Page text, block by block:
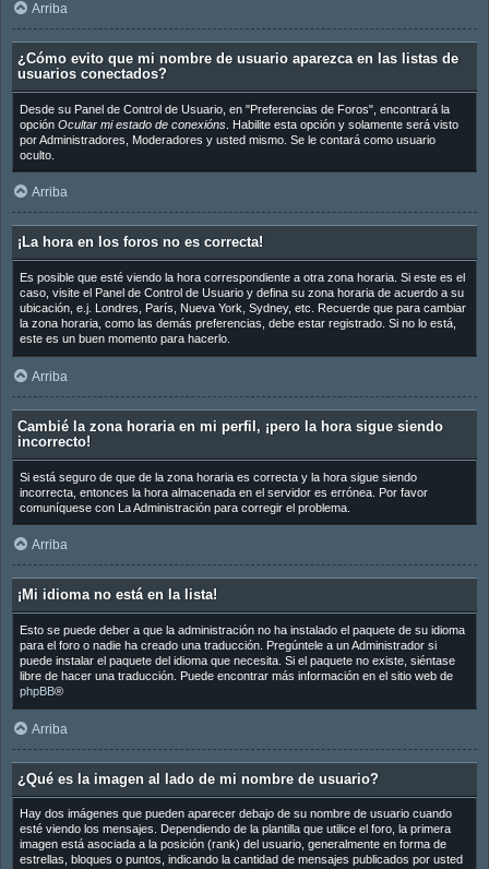
Arriba
¿Cómo evito que mi nombre de usuario aparezca en las listas de
usuarios conectados?
Desde su Panel de Control de Usuario, en "Preferencias de Foros", encontrará la
opción Ocultar mi estado de conexións. Habilite esta opción y solamente será visto
por Administradores, Moderadores y usted mismo. Se le contará como usuario
oculto.
Arriba
¡La hora en los foros no es correcta!
Es posible que esté viendo la hora correspondiente a otra zona horaria. Si este es el
caso, visite el Panel de Control de Usuario y defina su zona horaria de acuerdo a su
ubicación, e.j. Londres, París, Nueva York, Sydney, etc. Recuerde que para cambiar
la zona horaria, como las demás preferencias, debe estar registrado. Si no lo está,
este es un buen momento para hacerlo.
Arriba
Cambié la zona horaria en mi perfil, ¡pero la hora sigue siendo
incorrecto!
Si está seguro de que de la zona horaria es correcta y la hora sigue siendo
incorrecta, entonces la hora almacenada en el servidor es errónea. Por favor
comuníquese con La Administración para corregir el problema.
Arriba
¡Mi idioma no está en la lista!
Esto se puede deber a que la administración no ha instalado el paquete de su idioma
para el foro o nadie ha creado una traducción. Pregúntele a un Administrador si
puede instalar el paquete del idioma que necesita. Si el paquete no existe, siéntase
libre de hacer una traducción. Puede encontrar más información en el sitio web de
phpBB®
Arriba
¿Qué es la imagen al lado de mi nombre de usuario?
Hay dos imágenes que pueden aparecer debajo de su nombre de usuario cuando
esté viendo los mensajes. Dependiendo de la plantilla que utilice el foro, la primera
imagen está asociada a la posición (rank) del usuario, generalmente en forma de
estrellas, bloques o puntos, indicando la cantidad de mensajes publicados por usted